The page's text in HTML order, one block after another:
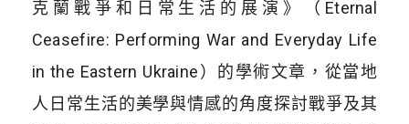
克蘭戰爭和日常生活的展演》（Eternal
Ceasefire: Performing War and Everyday Life
in the Eastern Ukraine）的學術文章，從當地
人日常生活的美學與情感的角度探討戰爭及其